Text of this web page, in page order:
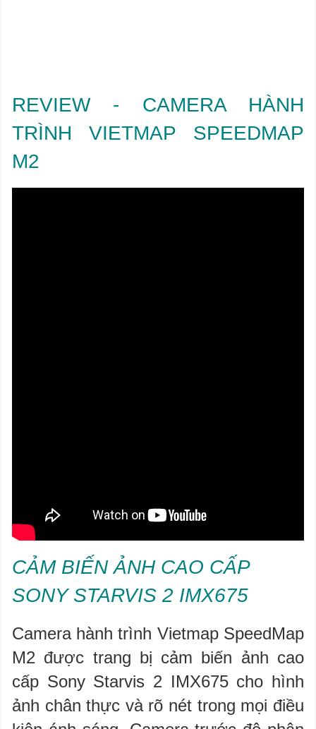
REVIEW - CAMERA HÀNH
TRÌNH VIETMAP SPEEDMAP
M2
CẢM BIẾN ẢNH CAO CẤP
SONY STARVIS 2 IMX675
Camera hành trình Vietmap SpeedMap
M2 được trang bị cảm biến ảnh cao
cấp Sony Starvis 2 IMX675 cho hình
ảnh chân thực và rõ nét trong mọi điều